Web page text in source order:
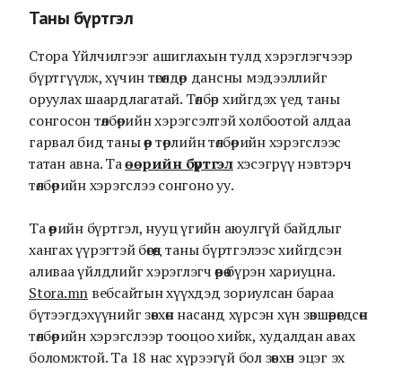
Таны бүртгэл
Стора Үйлчилгээг ашиглахын тулд хэрэглэгчээр
бүртгүүлж, хүчин төгөлдөр дансны мэдээллийг
оруулах шаардлагатай. Төлбөр хийгдэх үед таны
сонгосон төлбөрийн хэрэгсэлтэй холбоотой алдаа
гарвал бид таны өөр төрлийн төлбөрийн хэрэгслээс
татан авна. Таөөрийн бүртгэлхэсэгрүү нэвтэрч
төлбөрийн хэрэгслээ сонгоно уу.
Та өөрийн бүртгэл, нууц үгийн аюулгүй байдлыг
хангах үүрэгтэй бөгөөд таны бүртгэлээс хийгдсэн
аливаа үйлдлийг хэрэглэгч өөрөө бүрэн хариуцна.
Stora.mn вебсайтын хүүхдэд зориулсан бараа
бүтээгдэхүүнийг зөвхөн насанд хүрсэн хүн зөвшөөрөгдсөн
төлбөрийн хэрэгслээр тооцоо хийж, худалдан авах
боломжтой. Та 18 нас хүрээгүй бол зөвхөн эцэг эх